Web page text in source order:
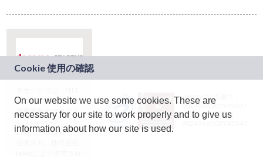
ドコモグループの新
規事業創出プログラ
ム「docomo
STARTUP」を通じて
JASRAC許諾番号：
9024936001Y45037
JASRAC許諾番号：
On our website we use some cookies. These are
necessary for our site to work properly and to give us
information about how our site is used.